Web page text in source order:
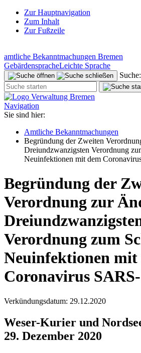
Zur Hauptnavigation
Zum Inhalt
Zur Fußzeile
amtliche Bekanntmachungen Bremen
GebärdenspracheLeichte Sprache
Suche:
Navigation
Sie sind hier:
Amtliche Bekanntmachungen
Begründung der Zweiten
Dreiundzwanzigsten Verordnung
Neuinfektionen mit dem
Begründung der
Verordnung zur
Verordnung zum
Neuinfektionen mit
Coronavirus
Verkündungsdatum: 29.12.2020
Weser-Kurier und
29. Dezember 2020